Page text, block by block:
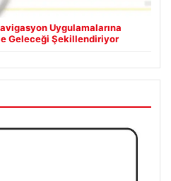
Uygulamalarına
Geleceği Şekillendiriyor